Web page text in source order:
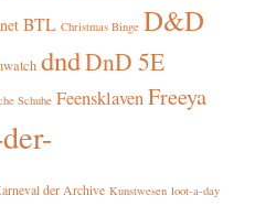
BTL Christmas Binge D&D
dndDnD 5E
Schuhe FeensklavenFreeya
der Archive Kunstwesen loot-a-day